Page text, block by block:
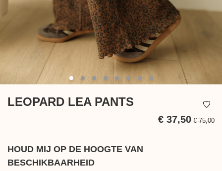
LEOPARD LEA PANTS
€ 37,50 € 75,00
HOUD MIJ OP DE HOOGTE VAN
BESCHIKBAARHEID